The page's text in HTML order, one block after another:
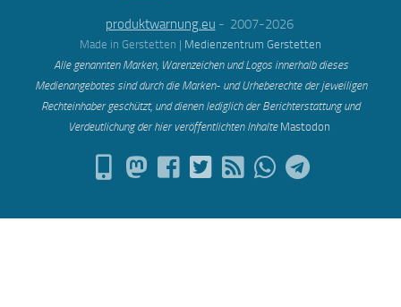
produktwarnung.eu - 2007-2026
Made in Gerstetten | Medienzentrum Gerstetten
Alle genannten Marken, Warenzeichen und Logos innerhalb dieses
Medienangebotes sind durch die Marken- und Urheberechte der jeweiligen
Rechteinhaber geschützt, und dienen lediglich der Berichterstattung und
Verdeutlichung der hier veröffentlichten Inhalte Mastodon